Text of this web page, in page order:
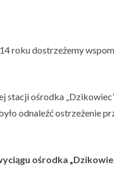
roku dostrzeżemy
stacji ośrodka
odnaleźć ostrzeżenie
ośrodka